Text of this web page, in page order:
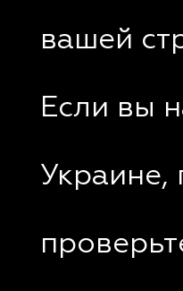
вашей
Если вы
Украине,